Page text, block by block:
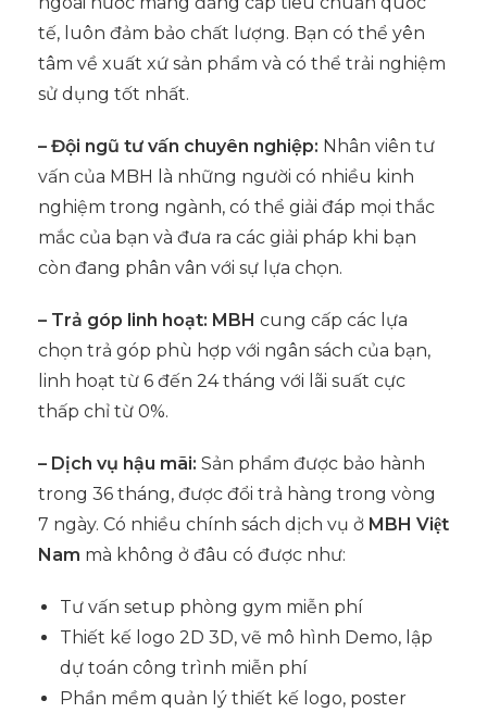
tế, luôn đảm bảo chất lượng. Bạn có thể yên
tâm về xuất xứ sản phẩm và có thể trải nghiệm
sử dụng tốt nhất.
– Đội ngũ tư vấn chuyên nghiệp: Nhân viên tư
vấn của MBH là những người có nhiều kinh
nghiệm trong ngành, có thể giải đáp mọi thắc
mắc của bạn và đưa ra các giải pháp khi bạn
còn đang phân vân với sự lựa chọn.
– Trả góp linh hoạt: MBH cung cấp các lựa
chọn trả góp phù hợp với ngân sách của bạn,
linh hoạt từ 6 đến 24 tháng với lãi suất cực
thấp chỉ từ 0%.
– Dịch vụ hậu mãi: Sản phẩm được bảo hành
trong 36 tháng, được đổi trả hàng trong vòng
7 ngày. Có nhiều chính sách dịch vụ ở MBH Việt
Nam mà không ở đâu có được như:
Tư vấn setup phòng gym miễn phí
Thiết kế logo 2D 3D, vẽ mô hình Demo, lập
dự toán công trình miễn phí
Phần mềm quản lý thiết kế logo, poster